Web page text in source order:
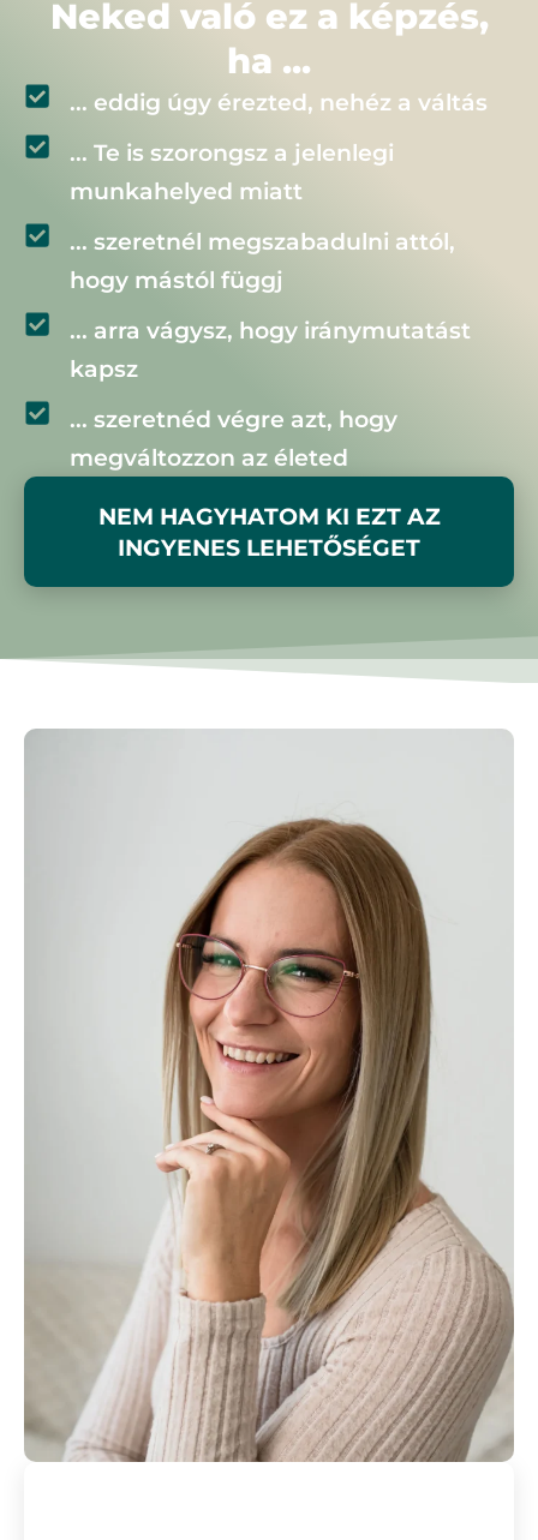
Neked való ez a képzés,
ha ...
... eddig úgy érezted, nehéz a váltás
... Te is szorongsz a jelenlegi
munkahelyed miatt
... szeretnél megszabadulni attól,
hogy mástól függj
... arra vágysz, hogy iránymutatást
kapsz
... szeretnéd végre azt, hogy
megváltozzon az életed
NEM HAGYHATOM KI EZT AZ
INGYENES LEHETŐSÉGET